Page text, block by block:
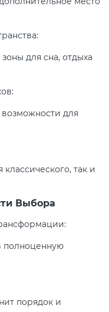
для сна, отдыха
для
так и
Выбора
полноценную
порядок и